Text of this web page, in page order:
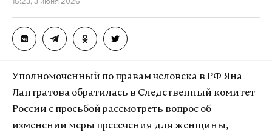
Уполномоченный по правам человека в РФ Яна
Лантратова обратилась в Следственный комитет
России с просьбой рассмотреть вопрос об
изменении меры пресечения для женщины,